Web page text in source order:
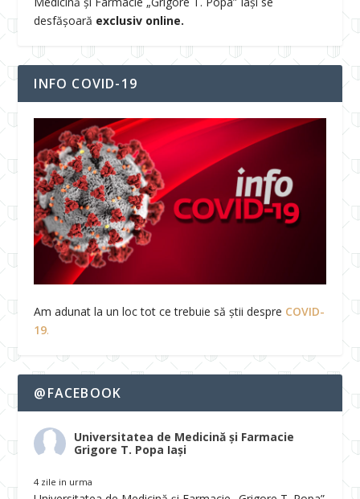
desfășoară exclusiv online.
INFO COVID-19
Am adunat la un loc tot ce trebuie să știi despre COVID-
19.
@FACEBOOK
Universitatea de Medicină și Farmacie
Grigore T. Popa Iași
4 zile in urma